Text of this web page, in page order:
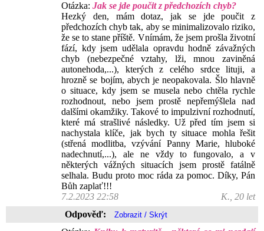
Otázka: Jak se jde poučit z předchozích chyb?
Hezký den, mám dotaz, jak se jde poučit z
předchozích chyb tak, aby se minimalizovalo riziko,
že se to stane příště. Vnímám, že jsem prošla životní
fází, kdy jsem udělala opravdu hodně závažných
chyb (nebezpečné vztahy, lži, mnou zaviněná
autonehoda,...), kterých z celého srdce lituji, a
hrozně se bojím, abych je neopakovala. Šlo hlavně
o situace, kdy jsem se musela nebo chtěla rychle
rozhodnout, nebo jsem prostě nepřemýšlela nad
dalšími okamžiky. Takové to impulzivní rozhodnutí,
které má strašlivé následky. Už před tím jsem si
nachystala klíče, jak bych ty situace mohla řešit
(střená modlitba, vzývání Panny Marie, hluboké
nadechnutí,...), ale ne vždy to fungovalo, a v
některých vážných situacích jsem prostě fatálně
selhala. Budu proto moc ráda za pomoc. Díky, Pán
Bůh zaplať!!!
7.2.2023 22:58
K., 20 let
Odpověď: